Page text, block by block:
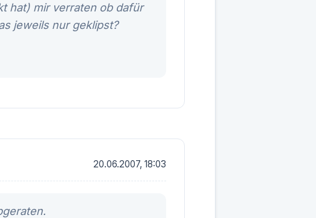
hat) mir verraten ob dafür
jeweils nur geklipst?
20.06.2007, 18:03